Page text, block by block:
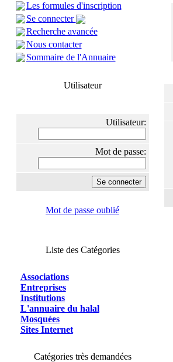
Les formules d'inscription
Se connecter
Recherche avancée
Nous contacter
Sommaire de l'Annuaire
Utilisateur
Utilisateur:
Mot de passe:
Mot de passe oublié
Liste des Catégories
Associations
Entreprises
Institutions
L'annuaire du halal
Mosquées
Sites Internet
Catégories très demandées